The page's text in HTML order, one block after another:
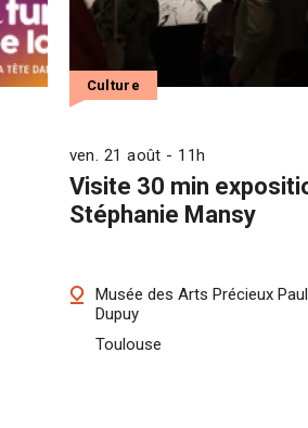
Visite 30 min
Stéphanie Mansy
Culture
ven. 21 août - 11h
Musée des Arts Précieux
Dupuy
Toulouse